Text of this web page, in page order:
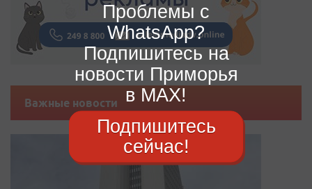
Важные новости
Проблемы с
WhatsApp?
Подпишитесь на
новости Приморья
в MAX!
Подпишитесь
сейчас!